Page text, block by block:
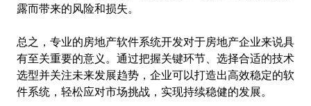
露而带来的风险和损失。
总之，专业的房地产软件系统开发对于房地产企业来说具
有至关重要的意义。通过把握关键环节、选择合适的技术
选型并关注未来发展趋势，企业可以打造出高效稳定的软
件系统，轻松应对市场挑战，实现持续稳健的发展。